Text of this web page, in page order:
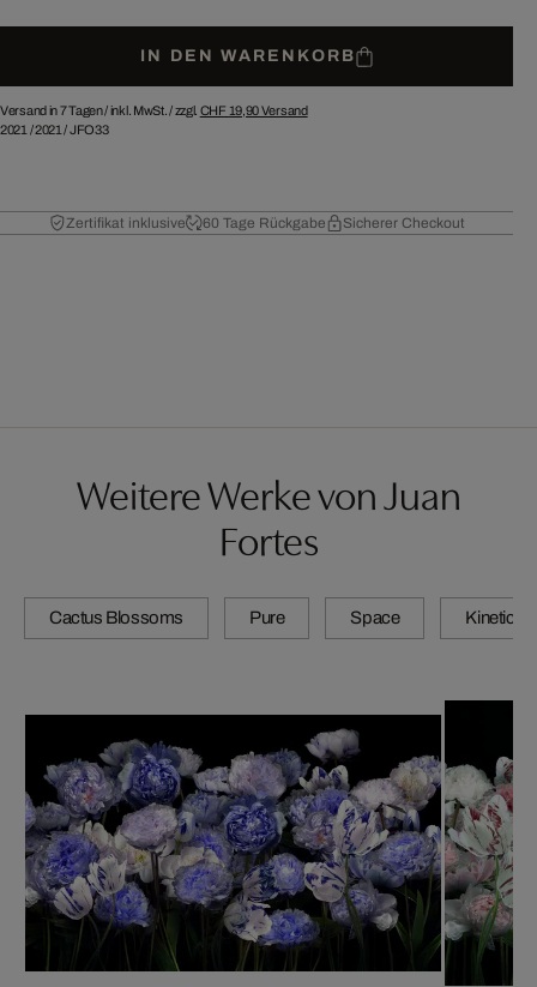
IN DEN WARENKORB
Versand in 7 Tagen /inkl. MwSt. / zzgl. CHF 19,90Versand
2021 /2021 /JFO33
Zertifikat inklusive 60 Tage Rückgabe Sicherer Checkout
Weitere Werke von Juan
Fortes
Cactus Blossoms Pure Space Kinetic